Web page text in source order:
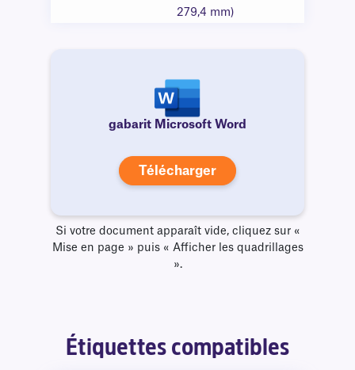
279,4 mm)
gabarit Microsoft Word
Télécharger
Si votre document apparaît vide, cliquez sur «
Mise en page » puis « Afficher les quadrillages
».
Étiquettes compatibles